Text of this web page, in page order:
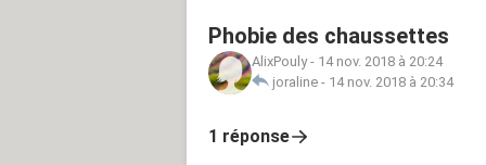
Phobie des chaussettes
AlixPouly- 14 nov. 2018 à 20:24
joraline - 14 nov. 2018 à 20:34
1 réponse